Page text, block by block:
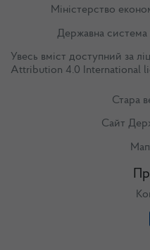
Міністерство
Державна система
Увесь вміст доступний за
Attribution 4.0 International
Стара
Сайт